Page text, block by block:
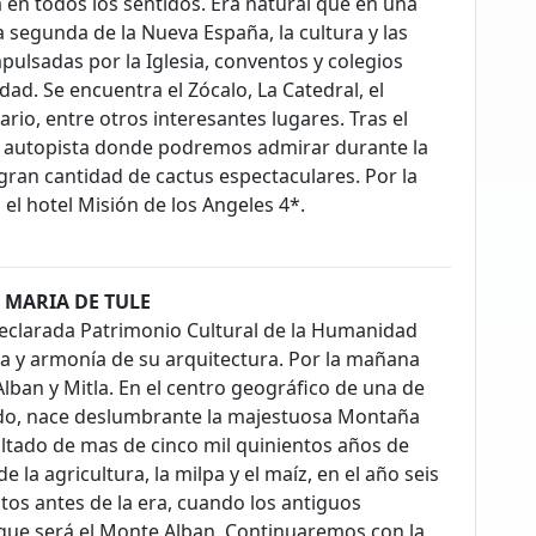
de la Nueva España, la cultura y las
por la Iglesia, conventos y colegios
Se encuentra el Zócalo, La Catedral, el
entre otros interesantes lugares. Tras el
donde podremos admirar durante la
cantidad de cactus espectaculares. Por la
hotel Misión de los Angeles 4*.
DE TULE
Patrimonio Cultural de la Humanidad
y armonía de su arquitectura. Por la mañana
y Mitla. En el centro geográfico de una de
nace deslumbrante la majestuosa Montaña
de mas de cinco mil quinientos años de
la agricultura, la milpa y el maíz, en el año seis
antes de la era, cuando los antiguos